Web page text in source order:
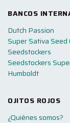
BANCOS
Dutch Passion
Super Sativa Seed
Seedstockers
Seedstockers
Humboldt
OJITOS ROJOS
¿Quiénes somos?